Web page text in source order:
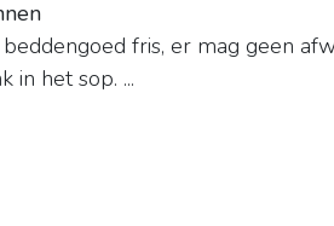
fris, er mag geen
in het sop. ...